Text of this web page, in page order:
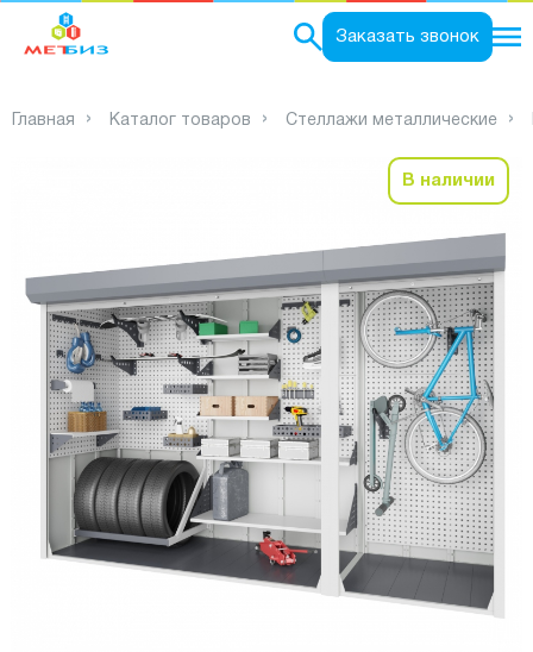
Заказать звонок
Главная Каталог товаров Стеллажи металлические
В наличии